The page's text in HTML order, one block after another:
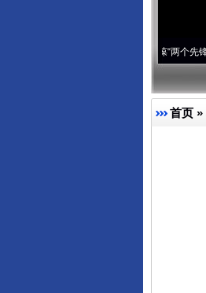
永葆“两个先锋队”本色·[
首页 »